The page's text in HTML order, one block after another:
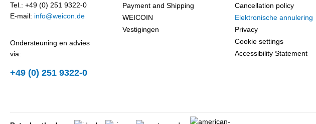
Tel.: +49 (0) 251 9322-0
E-mail: info@weicon.de
Ondersteuning en advies
via:
+49 (0) 251 9322-0
Payment and Shipping
WEICOIN
Vestigingen
Cancellation policy
Elektronische annulering
Privacy
Cookie settings
Accessibility Statement